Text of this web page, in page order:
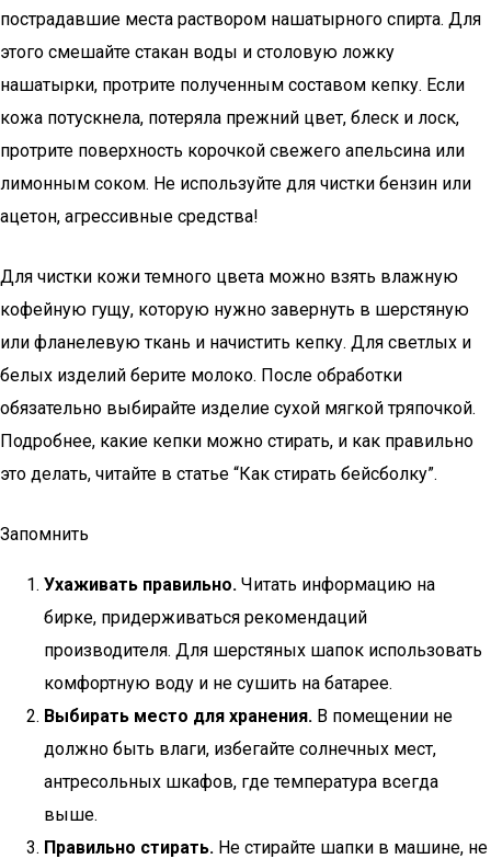
пострадавшие места раствором нашатырного спирта. Для
этого смешайте стакан воды и столовую ложку
нашатырки, протрите полученным составом кепку. Если
кожа потускнела, потеряла прежний цвет, блеск и лоск,
протрите поверхность корочкой свежего апельсина или
лимонным соком. Не используйте для чистки бензин или
ацетон, агрессивные средства!
Для чистки кожи темного цвета можно взять влажную
кофейную гущу, которую нужно завернуть в шерстяную
или фланелевую ткань и начистить кепку. Для светлых и
белых изделий берите молоко. После обработки
обязательно выбирайте изделие сухой мягкой тряпочкой.
Подробнее, какие кепки можно стирать, и как правильно
это делать, читайте в статье “Как стирать бейсболку”.
Запомнить
Ухаживать правильно. Читать информацию на
бирке, придерживаться рекомендаций
производителя. Для шерстяных шапок использовать
комфортную воду и не сушить на батарее.
Выбирать место для хранения. В помещении не
должно быть влаги, избегайте солнечных мест,
антресольных шкафов, где температура всегда
выше.
Правильно стирать. Не стирайте шапки в машине, не